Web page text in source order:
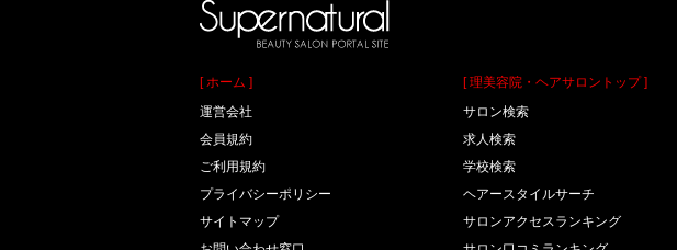
[ ホーム ]
運営会社
会員規約
ご利用規約
プライバシーポリシー
サイトマップ
[ 理美容院・ヘアサロントップ ]
サロン検索
求人検索
学校検索
ヘアースタイルサーチ
サロンアクセスランキング